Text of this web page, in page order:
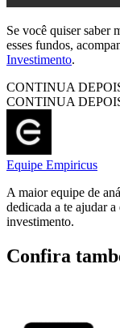
Se você quiser saber
esses fundos,
Investimento.
CONTINUA
CONTINUA
Equipe Empiricus
A maior equipe de
dedicada a te ajudar
investimento.
Confira